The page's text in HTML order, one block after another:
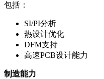
包括：
SI/PI分析
热设计优化
DFM支持
高速PCB设计能力
制造能力